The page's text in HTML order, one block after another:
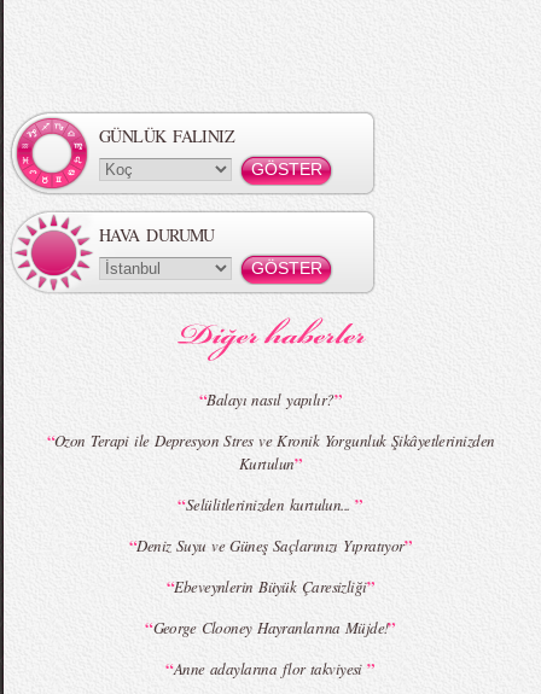
MBFWI - Gülçin Çengel 2015 Yaz
MBFWI - Zeynep Erdoğan 2015 Yaz
GÜNLÜK FALINIZ
HAVA DURUMU
“Balayı nasıl yapılır?”
“Ozon Terapi ile Depresyon Stres ve Kronik Yorgunluk Şikâyetlerinizden
Kurtulun”
“Selülitlerinizden kurtulun...”
“Deniz Suyu ve Güneş Saçlarınızı Yıpratıyor”
“Ebeveynlerin Büyük Çaresizliği”
“George Clooney Hayranlarına Müjde!”
“Anne adaylarına flor takviyesi”